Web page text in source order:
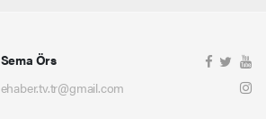
Sema Örs
ehaber.tv.tr@gmail.com